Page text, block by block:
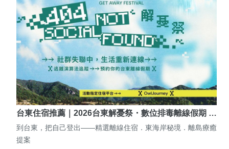
台東住宿推薦｜2026台東解憂祭・數位排毒離線假期 …
到台東，把自己登出——精選離線住宿．東海岸秘境．離島療癒
提案